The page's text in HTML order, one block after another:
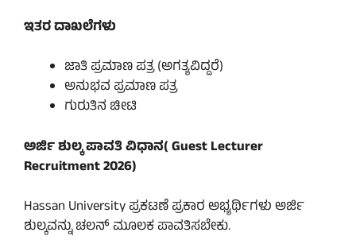
ಇತರ ದಾಖಲೆಗಳು
ಜಾತಿ ಪ್ರಮಾಣ ಪತ್ರ (ಅಗತ್ಯವಿದ್ದರೆ)
ಅನುಭವ ಪ್ರಮಾಣ ಪತ್ರ
ಗುರುತಿನ ಚೀಟಿ
ಅರ್ಜಿ ಶುಲ್ಕ ಪಾವತಿ ವಿಧಾನ( Guest Lecturer
Recruitment 2026)
Hassan University ಪ್ರಕಟಣೆ ಪ್ರಕಾರ ಅಭ್ಯರ್ಥಿಗಳು ಅರ್ಜಿ
ಶುಲ್ಕವನ್ನು ಚಲನ್ ಮೂಲಕ ಪಾವತಿಸಬೇಕು.